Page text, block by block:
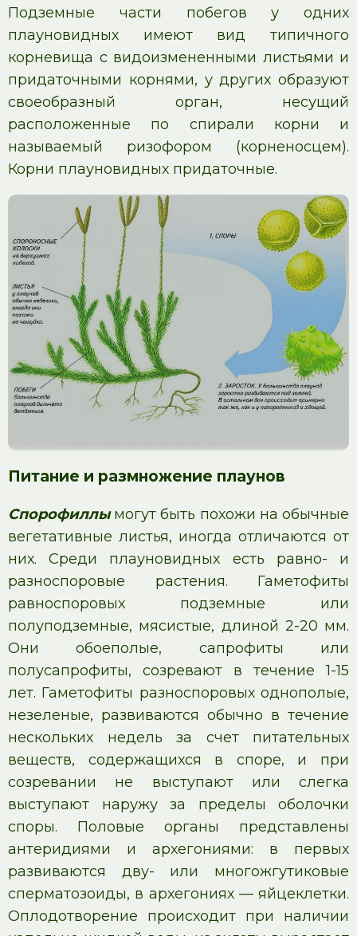
Подземные части побегов у одних
плауновидных имеют вид типичного
корневища с видоизмененными листьями и
придаточными корнями, у других образуют
своеобразный орган, несущий
расположенные по спирали корни и
называемый ризофором (корненосцем).
Корни плауновидных придаточные.
Питание и размножение плаунов
Спорофиллы могут быть похожи на обычные
вегетативные листья, иногда отличаются от
них. Среди плауновидных есть равно- и
разноспоровые растения. Гаметофиты
равноспоровых подземные или
полуподземные, мясистые, длиной 2-20 мм.
Они обоеполые, сапрофиты или
полусапрофиты, созревают в течение 1-15
лет. Гаметофиты разноспоровых однополые,
незеленые, развиваются обычно в течение
нескольких недель за счет питательных
веществ, содержащихся в споре, и при
созревании не выступают или слегка
выступают наружу за пределы оболочки
споры. Половые органы представлены
антеридиями и архегониями: в первых
развиваются дву- или многожгутиковые
сперматозоиды, в архегониях — яйцеклетки.
Оплодотворение происходит при наличии